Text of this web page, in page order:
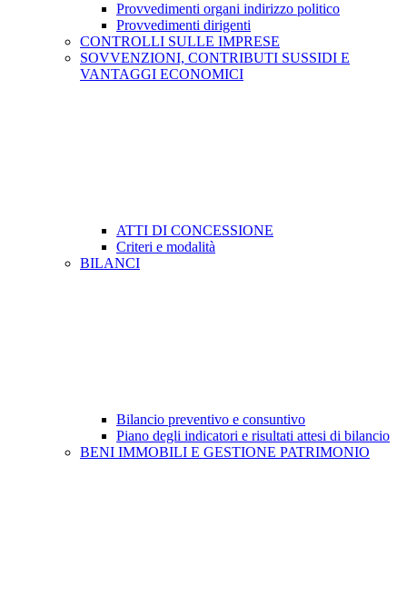
Provvedimenti organi indirizzo politico
Provvedimenti dirigenti
CONTROLLI SULLE IMPRESE
SOVVENZIONI, CONTRIBUTI SUSSIDI E
VANTAGGI ECONOMICI
ATTI DI CONCESSIONE
Criteri e modalità
BILANCI
Bilancio preventivo e consuntivo
Piano degli indicatori e risultati attesi di bilancio
BENI IMMOBILI E GESTIONE PATRIMONIO